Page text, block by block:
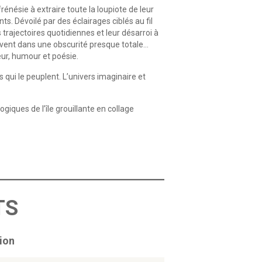
à extraire toute la loupiote de leur
Dévoilé par des éclai­rages ciblés au fil
quotidiennes et leur désarroi à
dans une obscurité presque totale…
humour et poésie.
le peuplent. L’univers imaginaire et
de l’île grouillante en collage